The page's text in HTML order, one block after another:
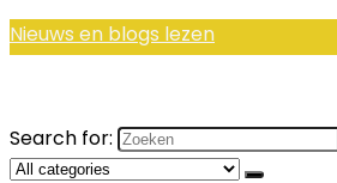
Nieuws en blogs lezen
Search for: